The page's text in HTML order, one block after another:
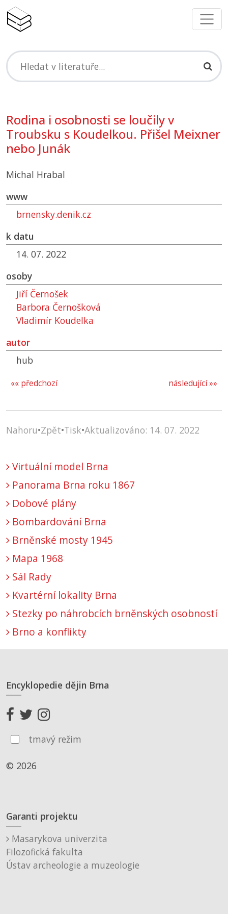
Rodina i osobnosti se loučily v
Troubsku s Koudelkou. Přišel Meixner
nebo Junák
Michal Hrabal
www
brnensky.denik.cz
k datu
14. 07. 2022
osoby
Jiří Černošek
Barbora Černošková
Vladimír Koudelka
autor
hub
následující »»
«« předchozí
Nahoru•Zpět•Tisk•Aktualizováno: 14. 07. 2022
Virtuální model Brna
Panorama Brna roku 1867
Dobové plány
Bombardování Brna
Brněnské mosty 1945
Mapa 1968
Sál Rady
Kvartérní lokality Brna
Stezky po náhrobcích brněnských osobností
Brno a konflikty
Encyklopedie dějin Brna
tmavý režim
© 2026
Garanti projektu
Masarykova univerzita
Filozofická fakulta
Ústav archeologie a muzeologie